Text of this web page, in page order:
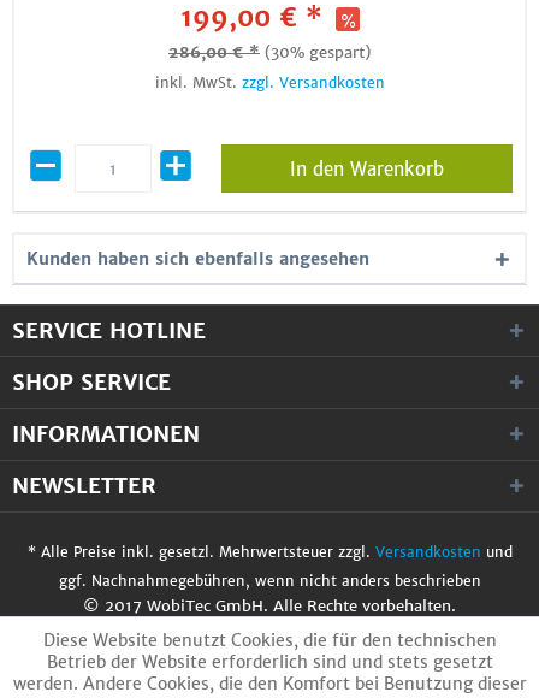
199,00 € *
286,00 € * (30% gespart)
inkl. MwSt. zzgl. Versandkosten
In den Warenkorb
Kunden haben sich ebenfalls angesehen
SERVICE HOTLINE
SHOP SERVICE
INFORMATIONEN
NEWSLETTER
* Alle Preise inkl. gesetzl. Mehrwertsteuer zzgl. Versandkosten und
ggf. Nachnahmegebühren, wenn nicht anders beschrieben
© 2017 WobiTec GmbH. Alle Rechte vorbehalten.
Diese Website benutzt Cookies, die für den technischen
Betrieb der Website erforderlich sind und stets gesetzt
werden. Andere Cookies, die den Komfort bei Benutzung dieser